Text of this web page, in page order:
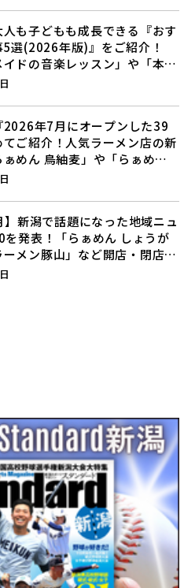
人も子どもも成長できる『おす
選(2026年版)』をご紹介！
イドの音楽レッスン」や「本格
グ」で新しい自分を見つけよ
2026年7月にオープンした39
ご紹介！人気ラーメン店の新
めん 鳥紬麦」や「らぁめん
など盛りだくさん♪
】新潟で話題になった地域ニュ
を発表！「らぁめん しょうが
メン豚山」など開店・閉店の
キングでご紹介♪